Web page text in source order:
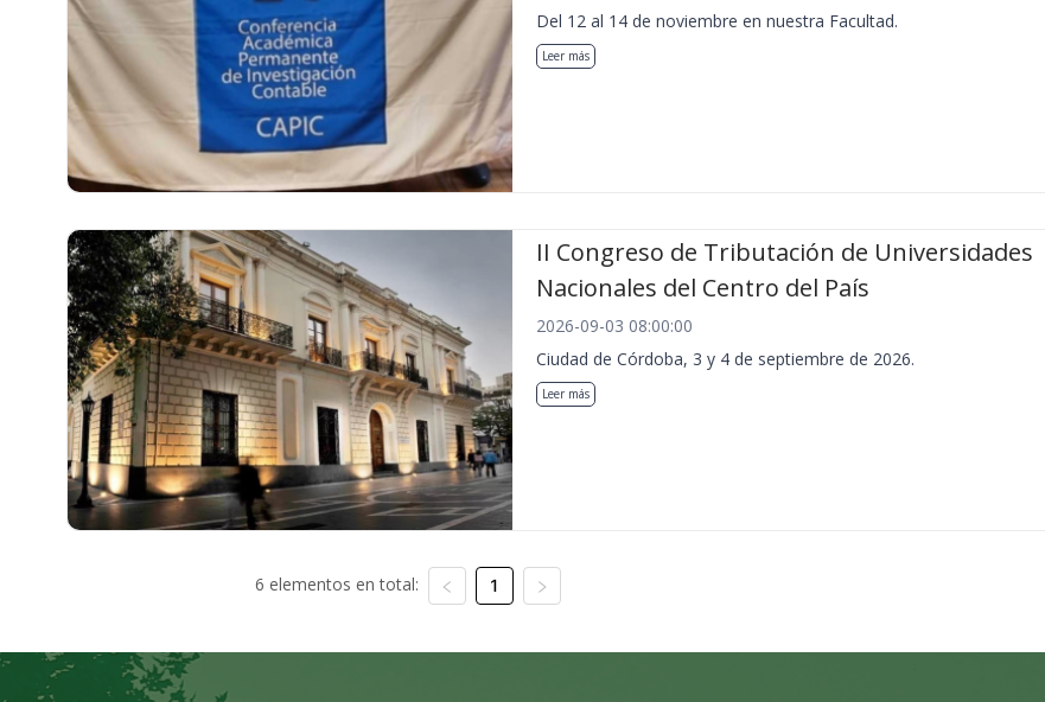
Del 12 al 14 de noviembre en nuestra Facultad.
Leer más
II Congreso de Tributación de Universidades
Nacionales del Centro del País
2026-09-03 08:00:00
Ciudad de Córdoba, 3 y 4 de septiembre de 2026.
Leer más
6 elementos en total: 1